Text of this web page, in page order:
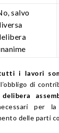
salvo
i lavori
di
per la
delle parti